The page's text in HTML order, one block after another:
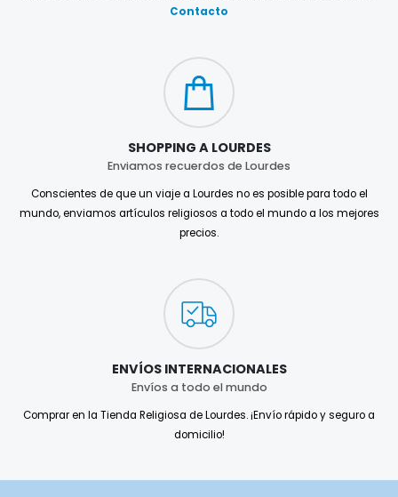
Contacto
SHOPPING A LOURDES
Enviamos recuerdos de Lourdes
Conscientes de que un viaje a Lourdes no es posible para todo el
mundo, enviamos artículos religiosos a todo el mundo a los mejores
precios.
ENVÍOS INTERNACIONALES
Envíos a todo el mundo
Comprar en la Tienda Religiosa de Lourdes. ¡Envío rápido y seguro a
domicilio!